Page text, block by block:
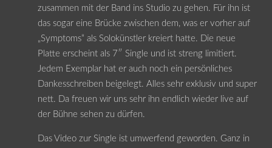
zusammen mit der Band ins Studio zu gehen. Für ihn ist
das sogar eine Brücke zwischen dem, was er vorher auf
„Symptoms“ als Solokünstler kreiert hatte. Die neue
Platte erscheint als 7″ Single und ist streng limitiert.
Jedem Exemplar hat er auch noch ein persönliches
Dankesschreiben beigelegt. Alles sehr exklusiv und super
nett. Da freuen wir uns sehr ihn endlich wieder live auf
der Bühne sehen zu dürfen.
Das Video zur Single ist umwerfend geworden. Ganz in